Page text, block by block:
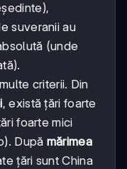
suveranii au
(unde
criterii. Din
, există țări foarte
foarte mici
După mărimea
țări sunt China